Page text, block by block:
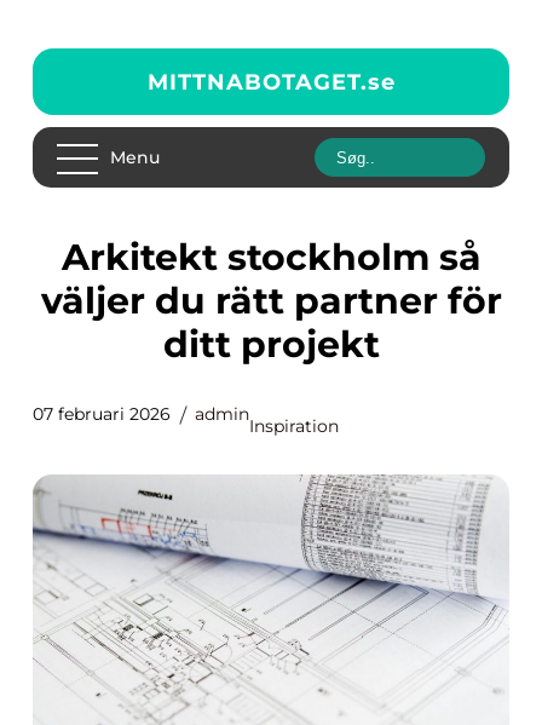
MITTNABOTAGET.se
Menu
Arkitekt stockholm så
väljer du rätt partner för
ditt projekt
07 februari 2026 admin
Inspiration